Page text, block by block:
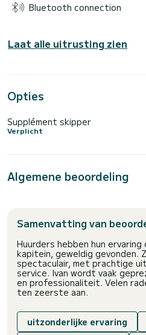
Bluetooth connection
Laat alle uitrusting zien
Opties
Supplément skipper
Verplicht
Algemene beoordeling
Samenvatting van
Huurders hebben hun
kapitein, geweldig gevonden.
spectaculair, met prachtige
service. Ivan wordt vaak
en professionaliteit. Velen
ten zeerste aan.
uitzonderlijke ervaring